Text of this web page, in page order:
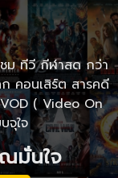
ม ทีวี กีฬาสด กว่า
คอนเสิร์ต สารคดี
( Video On
จุใจ
มั่นใจ